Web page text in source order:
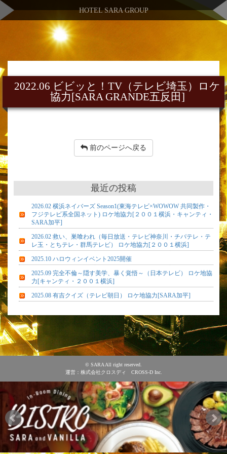
HOTEL SARA GROUP
2022.06 ビビッと！TV（テレビ埼玉）ロケ
協力[SARA GRANDE五反田]
前のページへ戻る
最近の投稿
2026.02 横浜ネイバーズ Season1(東海テレビ×WOWOW 共同製作・
フジテレビ系全国ネット) ロケ地協力[２００１横浜・キャンティ・
SARA加平]
2026.02 救い、巣喰われ（毎日放送・テレビ神奈川・チバテレ・テ
レ玉・とちテレ・群馬テレビ） ロケ地協力[２００１横浜]
2025.10 ハロウィンイベント2025開催
2025.09 完全不倫～隠す美学、暴く覚悟～（日本テレビ） ロケ地協
力[キャンティ・２００１横浜]
2025.08 有吉クイズ（テレビ朝日） ロケ地協力[SARA加平]
© SARA All right reserved.
運営：株式会社クロスディ CROSS-D Inc.